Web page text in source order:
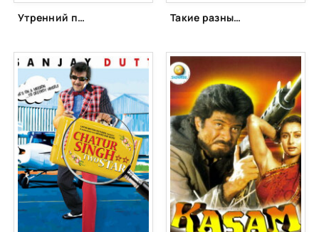
Утренний поезд (1986) Такие разные братья (1989)